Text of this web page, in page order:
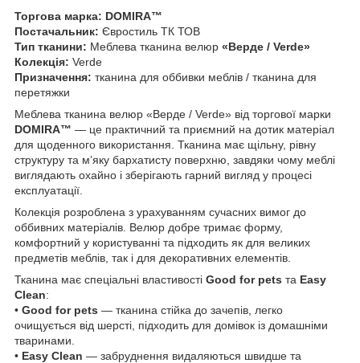
Торгова марка: DOMIRA™
Постачальник: Євростиль ТК ТОВ
Тип тканини: Меблева тканина велюр «Верде / Verde»
Колекція: Verde
Призначення: тканина для оббивки меблів / тканина для
перетяжки
Меблева тканина велюр «Верде / Verde» від торгової марки
DOMIRA™ — це практичний та приємний на дотик матеріал
для щоденного використання. Тканина має щільну, рівну
структуру та м’яку бархатисту поверхню, завдяки чому меблі
виглядають охайно і зберігають гарний вигляд у процесі
експлуатації.
Колекція розроблена з урахуванням сучасних вимог до
оббивних матеріалів. Велюр добре тримає форму,
комфортний у користуванні та підходить як для великих
предметів меблів, так і для декоративних елементів.
Тканина має спеціальні властивості Good for pets та Easy
Clean:
• Good for pets — тканина стійка до зачепів, легко
очищується від шерсті, підходить для домівок із домашніми
тваринами.
• Easy Clean — забруднення видаляються швидше та